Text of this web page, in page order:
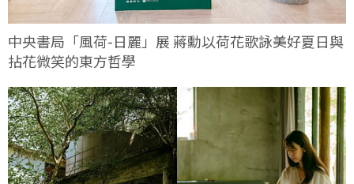
中央書局「風荷-日麗」展 蔣勳以荷花歌詠美好夏日與
拈花微笑的東方哲學